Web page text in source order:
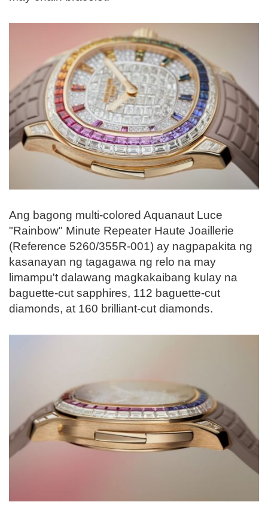
Ang bagong multi-colored Aquanaut Luce
"Rainbow" Minute Repeater Haute Joaillerie
(Reference 5260/355R-001) ay nagpapakita ng
kasanayan ng tagagawa ng relo na may
limampu't dalawang magkakaibang kulay na
baguette-cut sapphires, 112 baguette-cut
diamonds, at 160 brilliant-cut diamonds.